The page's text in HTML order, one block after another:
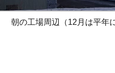
朝の工場周辺（12月は平